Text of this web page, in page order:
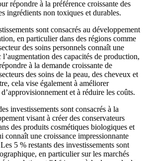
répondre à la préférence croissante des
ingrédients non toxiques et durables.
sont consacrés au développement
en particulier dans des régions comme
des soins personnels connaît une
des capacités de production,
à la demande croissante de
des soins de la peau, des cheveux et
cela vise également à améliorer
et à réduire les coûts.
investissements sont consacrés à la
visant à créer des conservateurs
des produits cosmétiques biologiques et
connaît une croissance impressionnante
5 % restants des investissements sont
en particulier sur les marchés